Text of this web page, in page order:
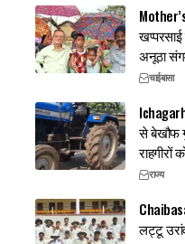
अनूठा
चाईबासा
से बेखौफ
राज्य
लट्टू